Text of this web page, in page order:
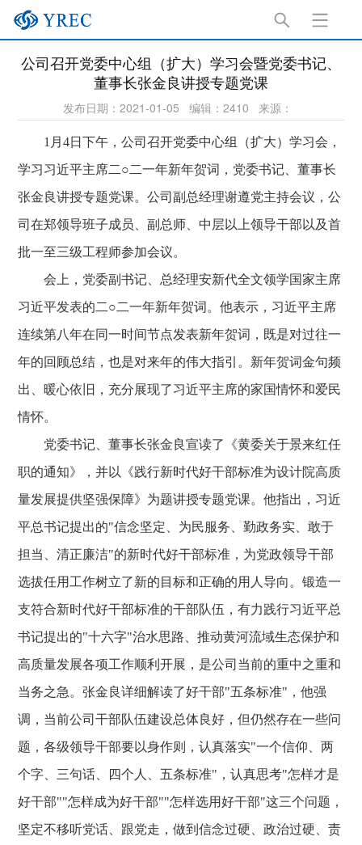
公司召开党委中心组（扩大）学习会暨党委书记、
董事长张金良讲授专题党课
发布日期：2021-01-05 编辑：2410 来源：
1 月4日下午，公司召开党委中心组（扩大）学习会，
学习习近平主席二○二一年新年贺词，党委书记、董事长
张金良讲授专题党课。公司副总经理谢遵党主持会议，公
司在郑领导班子成员、副总师、中层以上领导干部以及首
批一至三级工程师参加会议。
会上，党委副书记、总经理安新代全文领学国家主席
习近平发表的二○二一年新年贺词。他表示，习近平主席
连续第八年在同一时间节点发表新年贺词，既是对过往一
年的回顾总结，也是对来年的伟大指引。新年贺词金句频
出、暖心依旧，充分展现了习近平主席的家国情怀和爱民
情怀。
党委书记、董事长张金良宣读了《黄委关于景来红任
职的通知》，并以《践行新时代好干部标准为设计院高质
量发展提供坚强保障》为题讲授专题党课。他指出，习近
平总书记提出的"信念坚定、为民服务、勤政务实、敢于
担当、清正廉洁"的新时代好干部标准，为党政领导干部
选拔任用工作树立了新的目标和正确的用人导向。锻造一
支符合新时代好干部标准的干部队伍，有力践行习近平总
书记提出的"十六字"治水思路、推动黄河流域生态保护和
高质量发展各项工作顺利开展，是公司当前的重中之重和
当务之急。张金良详细解读了好干部"五条标准"，他强
调，当前公司干部队伍建设总体良好，但仍然存在一些问
题，各级领导干部要以身作则，认真落实"一个信仰、两
个字、三句话、四个人、五条标准"，认真思考"怎样才是
好干部""怎样成为好干部""怎样选用好干部"这三个问题，
坚定不移听党话、跟党走，做到信念过硬、政治过硬、责